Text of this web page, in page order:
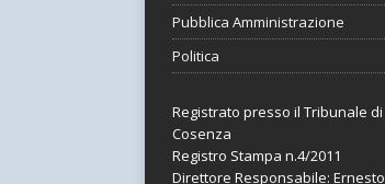
Pubblica Amministrazione
Politica
Registrato presso il Tribunale di
Cosenza
Registro Stampa n.4/2011
Direttore Responsabile: Ernesto